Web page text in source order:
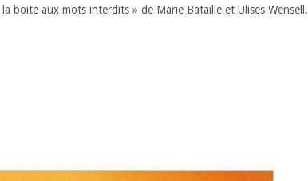
boite aux mots interdits » de Marie Bataille et Ulises Wensell.